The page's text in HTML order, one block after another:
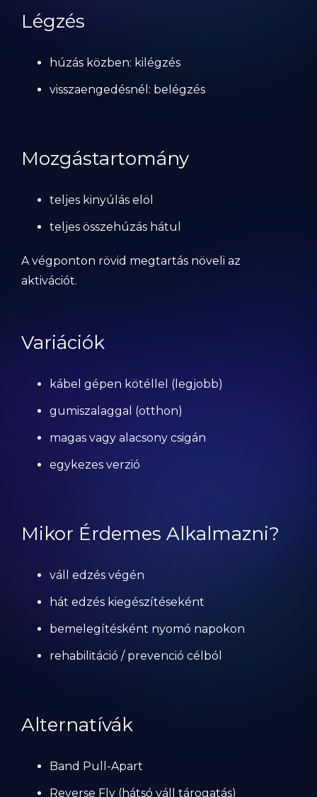
Légzés
húzás közben: kilégzés
visszaengedésnél: belégzés
Mozgástartomány
teljes kinyúlás elöl
teljes összehúzás hátul
A végponton rövid megtartás növeli az
aktivációt.
Variációk
kábel gépen kötéllel (legjobb)
gumiszalaggal (otthon)
magas vagy alacsony csigán
egykezes verzió
Mikor Érdemes Alkalmazni?
váll edzés végén
hát edzés kiegészítéseként
bemelegítésként nyomó napokon
rehabilitáció / prevenció célból
Alternatívák
Band Pull-Apart
Reverse Fly (hátsó váll tárogatás)